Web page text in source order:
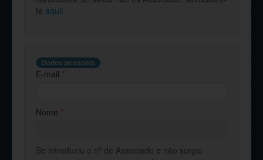
te aqui!
Dados pessoais
E-mail *
Nome *
Se introduziu o nº de Associado e não surgiu